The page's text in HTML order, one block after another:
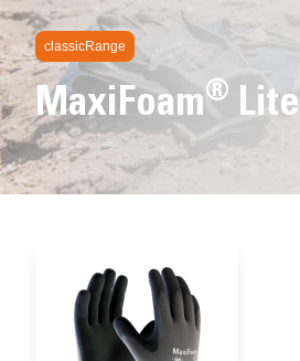
classicRange
MaxiFoam® Lite